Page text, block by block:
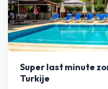
Super last minute
Turkije